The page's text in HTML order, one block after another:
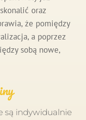
oraz
że pomiędzy
a poprzez
sobą nowe,
są indywidualnie